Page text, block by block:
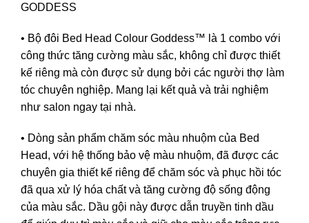
GODDESS
• Bộ đôi Bed Head Colour Goddess™ là 1 combo với
công thức tăng cường màu sắc, không chỉ được thiết
kế riêng mà còn được sử dụng bởi các người thợ làm
tóc chuyên nghiệp. Mang lại kết quả và trải nghiệm
như salon ngay tại nhà.
• Dòng sản phẩm chăm sóc màu nhuộm của Bed
Head, với hệ thống bảo vệ màu nhuộm, đã được các
chuyên gia thiết kế riêng để chăm sóc và phục hồi tóc
đã qua xử lý hóa chất và tăng cường độ sống động
của màu sắc. Dầu gội này được dẫn truyền tinh dầu